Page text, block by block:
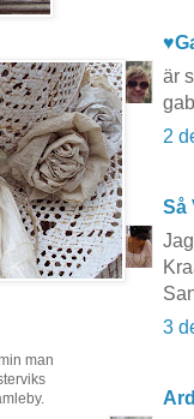
är
2
Så
3
man